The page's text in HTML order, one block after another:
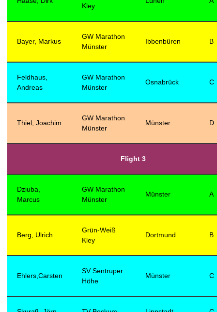
Kley
Bayer, Markus
GW Marathon
Münster
Ibbenbüren B
Feldhaus,
Andreas
GW Marathon
Münster
Osnabrück C
Thiel, Joachim
GW Marathon
Münster
Münster D
Flight 3
Dziuba,
Marcus
GW Marathon
Münster
Münster A
Berg, Ulrich
Grün-Weiß
Kley
Dortmund B
Ehlers,Carsten
SV Sentruper
Höhe
Münster C